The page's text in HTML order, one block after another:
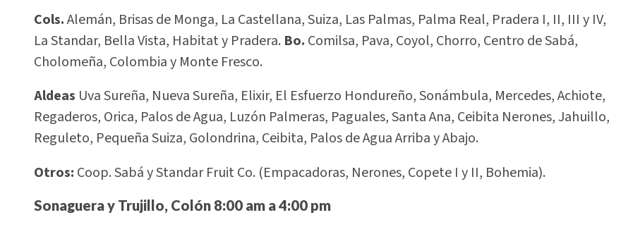
Cols.Alemán, Brisas de Monga, La Castellana, Suiza, Las Palmas, Palma Real, Pradera I, II, III y IV,
La Standar, Bella Vista, Habitat y Pradera. Bo. Comilsa, Pava, Coyol, Chorro, Centro de Sabá,
Cholomeña, Colombia y Monte Fresco.
Aldeas Uva Sureña, Nueva Sureña, Elixir, El Esfuerzo Hondureño, Sonámbula, Mercedes, Achiote,
Regaderos, Orica, Palos de Agua, Luzón Palmeras, Paguales, Santa Ana, Ceibita Nerones, Jahuillo,
Reguleto, Pequeña Suiza, Golondrina, Ceibita, Palos de Agua Arriba y Abajo.
Otros: Coop. Sabá y Standar Fruit Co. (Empacadoras, Nerones, Copete I y II, Bohemia).
Sonaguera y Trujillo, Colón 8:00 am a 4:00 pm